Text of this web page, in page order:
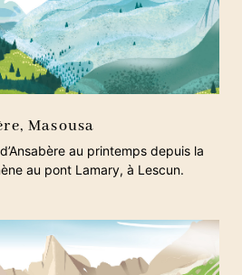
Masousa
au printemps depuis la
au pont Lamary, à Lescun.